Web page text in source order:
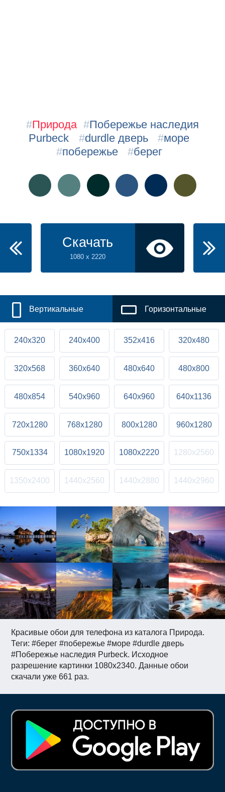
Красивые обои для телефона из каталога Природа.
Теги: #берег #побережье #море #durdle дверь
#Побережье наследия Purbeck. Исходное
разрешение картинки 1080x2340. Данные обои
скачали уже 661 раз.
#Природа #Побережье наследия
Purbeck
#durdle дверь #море
#побережье #берег
Скачать
1080 x 2220
Вертикальные Горизонтальные
240x320 240x400 352x416 320x480
320x568 360x640 480x640 480x800
480x854 540x960 640x960 640x1136
720x1280 768x1280 800x1280 960x1280
750x1334 1080x1920 1080x2220 1280x2560
1350x2400 1440x2560 1440x2880 1440x2960